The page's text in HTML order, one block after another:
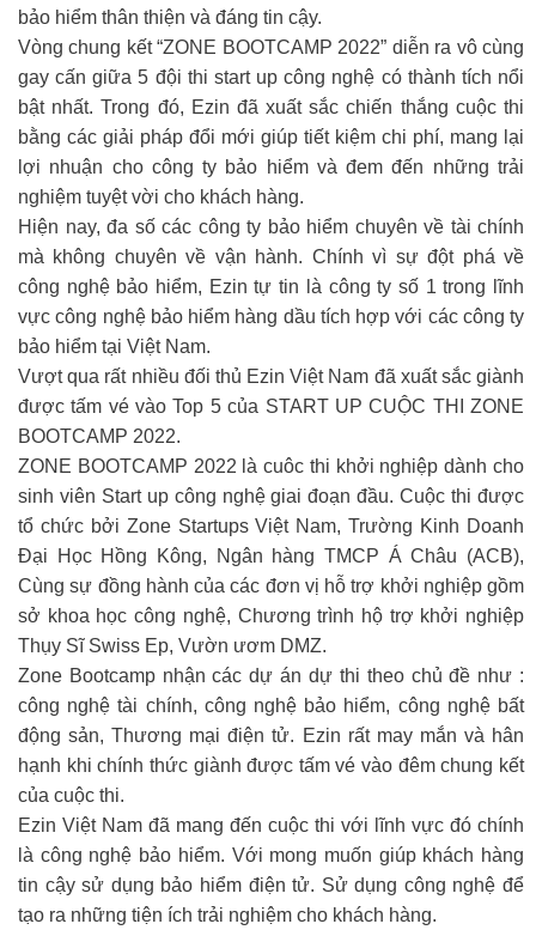
bảo hiểm thân thiện và đáng tin cậy.
Vòng chung kết “ZONE BOOTCAMP 2022” diễn ra vô cùng
gay cấn giữa 5 đội thi start up công nghệ có thành tích nổi
bật nhất. Trong đó, Ezin đã xuất sắc chiến thắng cuộc thi
bằng các giải pháp đổi mới giúp tiết kiệm chi phí, mang lại
lợi nhuận cho công ty bảo hiểm và đem đến những trải
nghiệm tuyệt vời cho khách hàng.
Hiện nay, đa số các công ty bảo hiểm chuyên về tài chính
mà không chuyên về vận hành. Chính vì sự đột phá về
công nghệ bảo hiểm, Ezin tự tin là công ty số 1 trong lĩnh
vực công nghệ bảo hiểm hàng dầu tích hợp với các công ty
bảo hiểm tại Việt Nam.
Vượt qua rất nhiều đối thủ Ezin Việt Nam đã xuất sắc giành
được tấm vé vào Top 5 của START UP CUỘC THI ZONE
BOOTCAMP 2022.
ZONE BOOTCAMP 2022 là cuôc thi khởi nghiệp dành cho
sinh viên Start up công nghệ giai đoạn đầu. Cuộc thi được
tổ chức bởi Zone Startups Việt Nam, Trường Kinh Doanh
Đại Học Hồng Kông, Ngân hàng TMCP Á Châu (ACB),
Cùng sự đồng hành của các đơn vị hỗ trợ khởi nghiệp gồm
sở khoa học công nghệ, Chương trình hộ trợ khởi nghiệp
Thụy Sĩ Swiss Ep, Vườn ươm DMZ.
Zone Bootcamp nhận các dự án dự thi theo chủ đề như :
công nghệ tài chính, công nghệ bảo hiểm, công nghệ bất
động sản, Thương mại điện tử. Ezin rất may mắn và hân
hạnh khi chính thức giành được tấm vé vào đêm chung kết
của cuộc thi.
Ezin Việt Nam đã mang đến cuộc thi với lĩnh vực đó chính
là công nghệ bảo hiểm. Với mong muốn giúp khách hàng
tin cậy sử dụng bảo hiểm điện tử. Sử dụng công nghệ để
tạo ra những tiện ích trải nghiệm cho khách hàng.